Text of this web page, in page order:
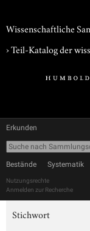
Wissenschaftliche
› Teil-Katalog der
Erkunden
Bestände Systematik
Nutzungsrechte
Anmelden zur Recherche
Stichwort